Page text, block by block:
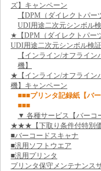
ズ】キャンペーン
【DPM（ダイレクトパー
UDI用途二次元シンボル検
★【DPM（ダイレクトパー
UDI用途二次元シンボル検
【インライン/オフライ
機】
★【インライン/オフライン
機】キャンペーン
■■■プリンタ記録紙【バー
■■■
▼ 各種サービス【バーコ
★★★【下取り条件付特別
■バーコードスキャナ
■汎用ソフトウエア
■汎用プリンタ
プリンタ保守メンテナンス